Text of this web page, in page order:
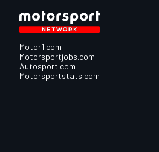
Motor1.com
Motorsportjobs.com
Autosport.com
Motorsportstats.com